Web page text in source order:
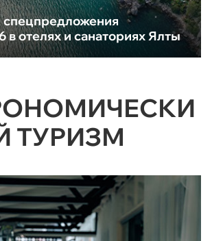
в отелях и санаториях Ялты
ТУРИЗМ